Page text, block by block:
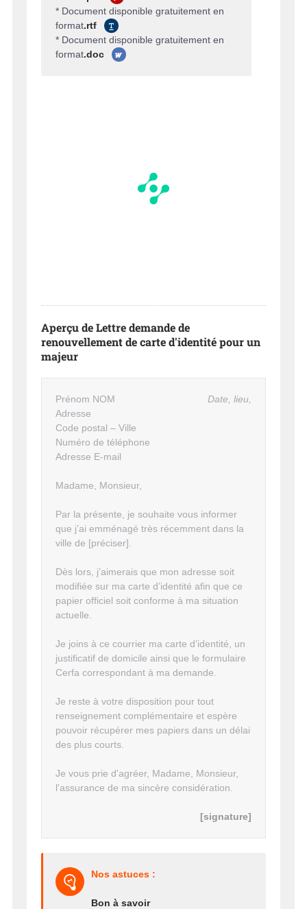
* Document disponible gratuitement en
format.rtf
* Document disponible gratuitement en
format.doc
Aperçu de Lettre demande de
renouvellement de carte d'identité pour un
majeur
Date, lieu,
Prénom NOM
Adresse
Code postal – Ville
Numéro de téléphone
Adresse E-mail
Madame, Monsieur,
Par la présente, je souhaite vous informer
que j’ai emménagé très récemment dans la
ville de [préciser].
Dès lors, j’aimerais que mon adresse soit
modifiée sur ma carte d’identité afin que ce
papier officiel soit conforme à ma situation
actuelle.
Je joins à ce courrier ma carte d’identité, un
justificatif de domicile ainsi que le formulaire
Cerfa correspondant à ma demande.
Je reste à votre disposition pour tout
renseignement complémentaire et espère
pouvoir récupérer mes papiers dans un délai
des plus courts.
Je vous prie d'agréer, Madame, Monsieur,
l'assurance de ma sincère considération.
[signature]
Nos astuces :
Bon à savoir